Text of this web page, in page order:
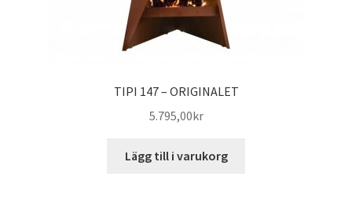
TIPI 147 – ORIGINALET
5.795,00kr
Lägg till i varukorg